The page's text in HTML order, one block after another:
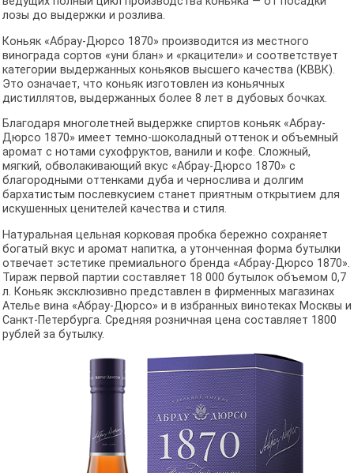
лозы до выдержки и розлива.
Коньяк «Абрау-Дюрсо 1870» производится из местного
винограда сортов «уни блан» и «ркацители» и соответствует
категории выдержанных коньяков высшего качества (КВВК).
Это означает, что коньяк изготовлен из коньячных
дистиллятов, выдержанных более 8 лет в дубовых бочках.
Благодаря многолетней выдержке спиртов коньяк «Абрау-
Дюрсо 1870» имеет темно-шоколадный оттенок и объемный
аромат с нотами сухофруктов, ванили и кофе. Сложный,
мягкий, обволакивающий вкус «Абрау-Дюрсо 1870» с
благородными оттенками дуба и чернослива и долгим
бархатистым послевкусием станет приятным открытием для
искушенных ценителей качества и стиля.
Натуральная цельная корковая пробка бережно сохраняет
богатый вкус и аромат напитка, а утонченная форма бутылки
отвечает эстетике премиального бренда «Абрау-Дюрсо 1870».
Тираж первой партии составляет 18 000 бутылок объемом 0,7
л. Коньяк эксклюзивно представлен в фирменных магазинах
Ателье вина «Абрау-Дюрсо» и в избранных винотеках Москвы и
Санкт-Петербурга. Средняя розничная цена составляет 1800
рублей за бутылку.